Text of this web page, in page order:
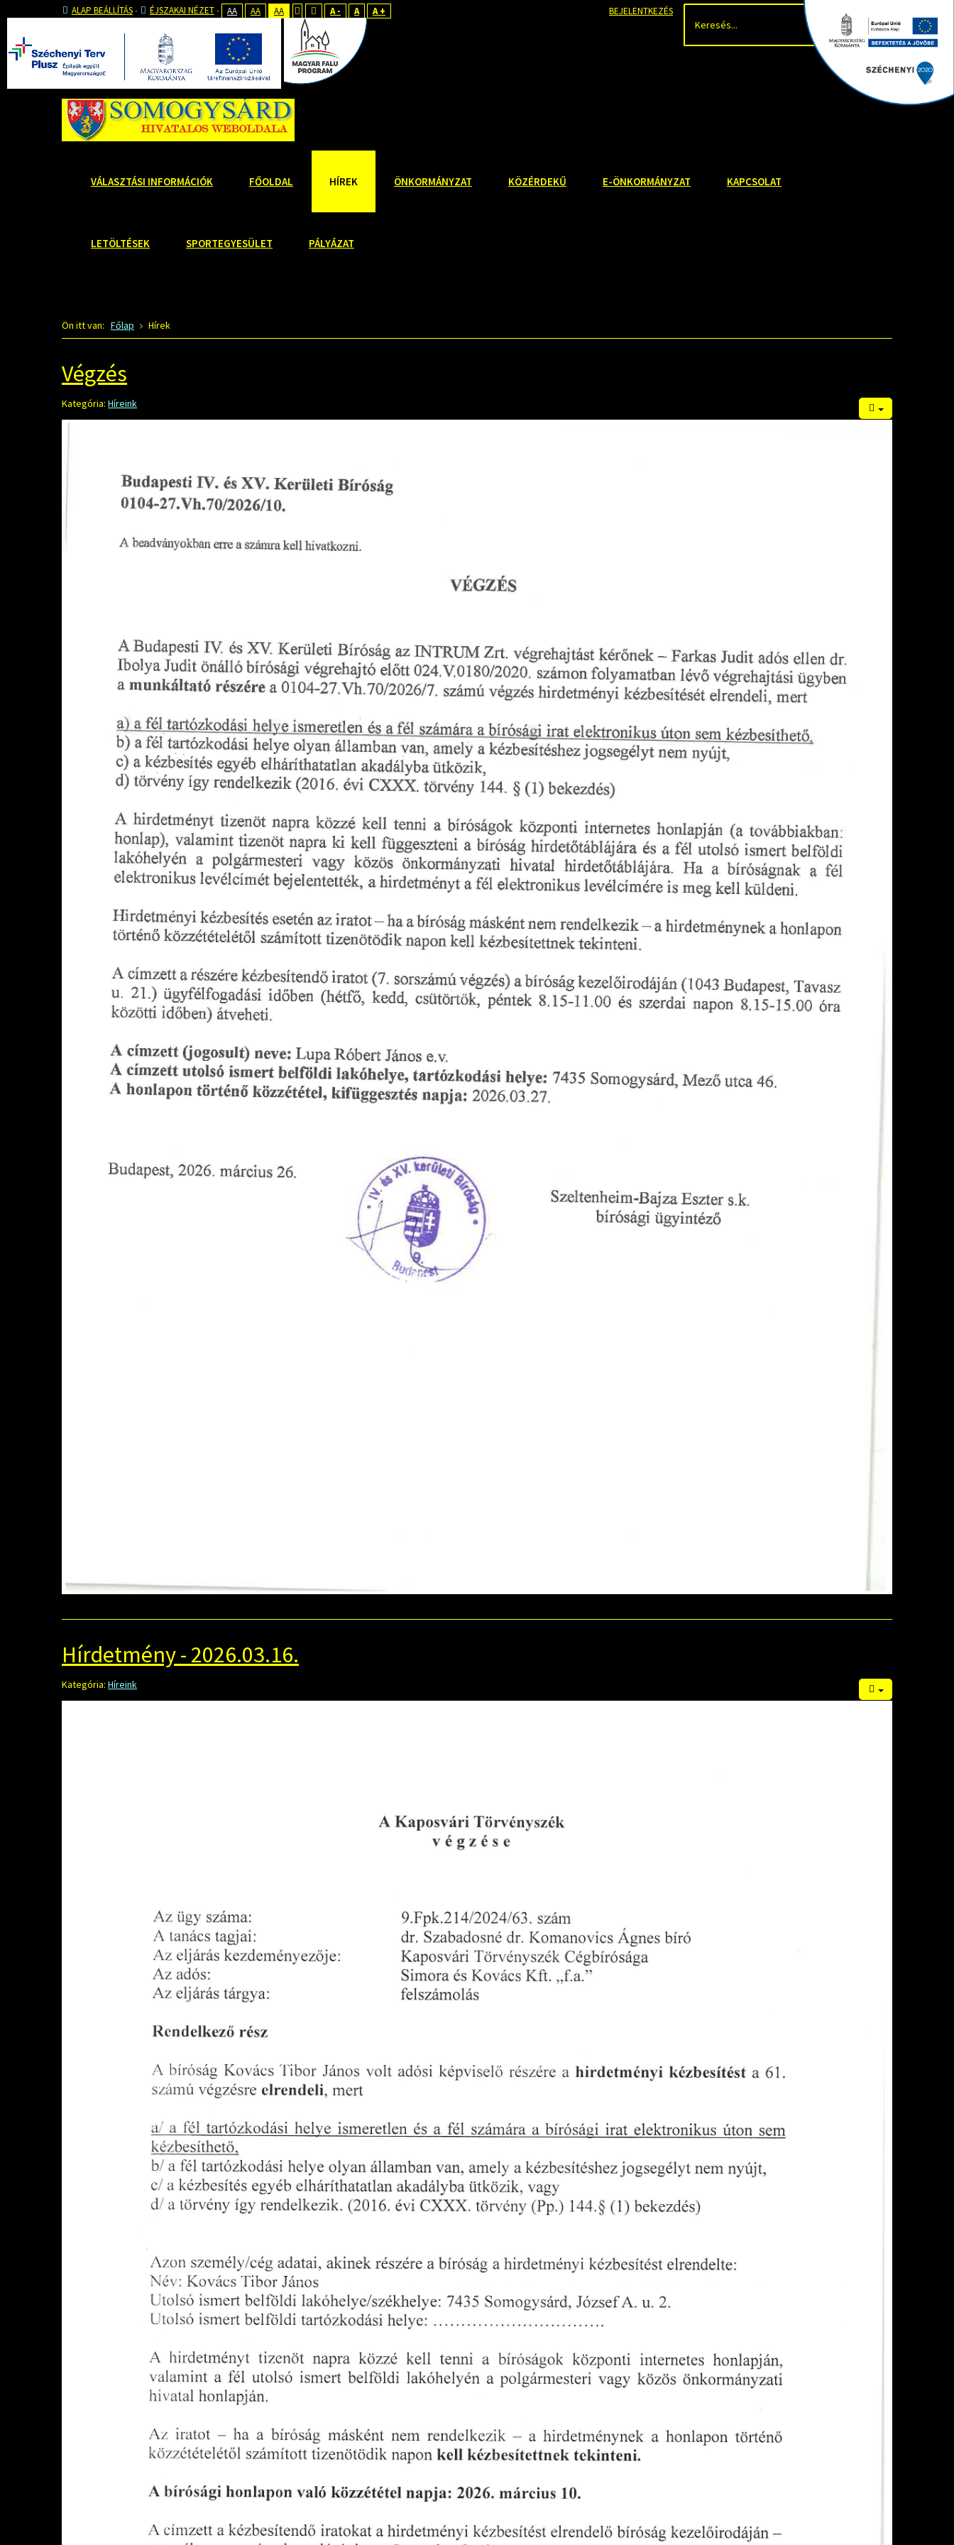
ALAP BEÁLLÍTÁS ÉJSZAKAI NÉZET AA AA AA A - A A +
Keresés
BEJELENTKEZÉS
VÁLASZTÁSI INFORMÁCIÓK FŐOLDAL HÍREK ÖNKORMÁNYZAT KÖZÉRDEKŰ E-ÖNKORMÁNYZAT KAPCSOLAT
LETÖLTÉSEK SPORTEGYESÜLET PÁLYÁZAT
Ön itt van: Főlap Hírek
Végzés
Kategória: Híreink
Hírdetmény - 2026.03.16.
Kategória: Híreink